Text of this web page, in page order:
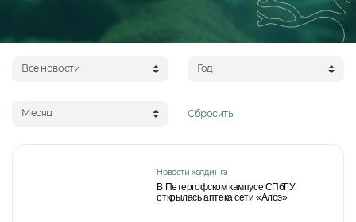
Все новости Год
Месяц Сбросить
Новости холдинга
В Петергофском кампусе СПбГУ
открылась аптека сети «Алоэ»